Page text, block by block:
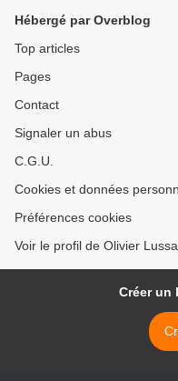
Hébergé par Overblog
Top articles
Pages
Contact
Signaler un abus
C.G.U.
Cookies et données
Préférences cookies
Voir le profil de Olivier
Créer un